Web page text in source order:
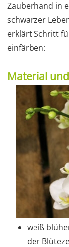
Zauberhand in
schwarzer
erklärt Schritt
einfärben:
Material
weiß
der